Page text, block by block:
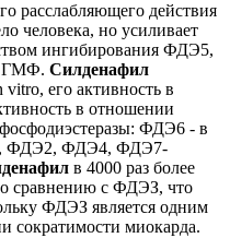
расслабляющего действия
человека, но усиливает
ингибирования ФДЭ5,
ГМФ. Силденафил
его активность в
в отношении
ФДЭ6 - в
ФДЭ2, ФДЭ4, ФДЭ7-
в 4000 раз более
сравнению с ФДЭЗ, что
ФДЭЗ является одним
сократимости миокарда.